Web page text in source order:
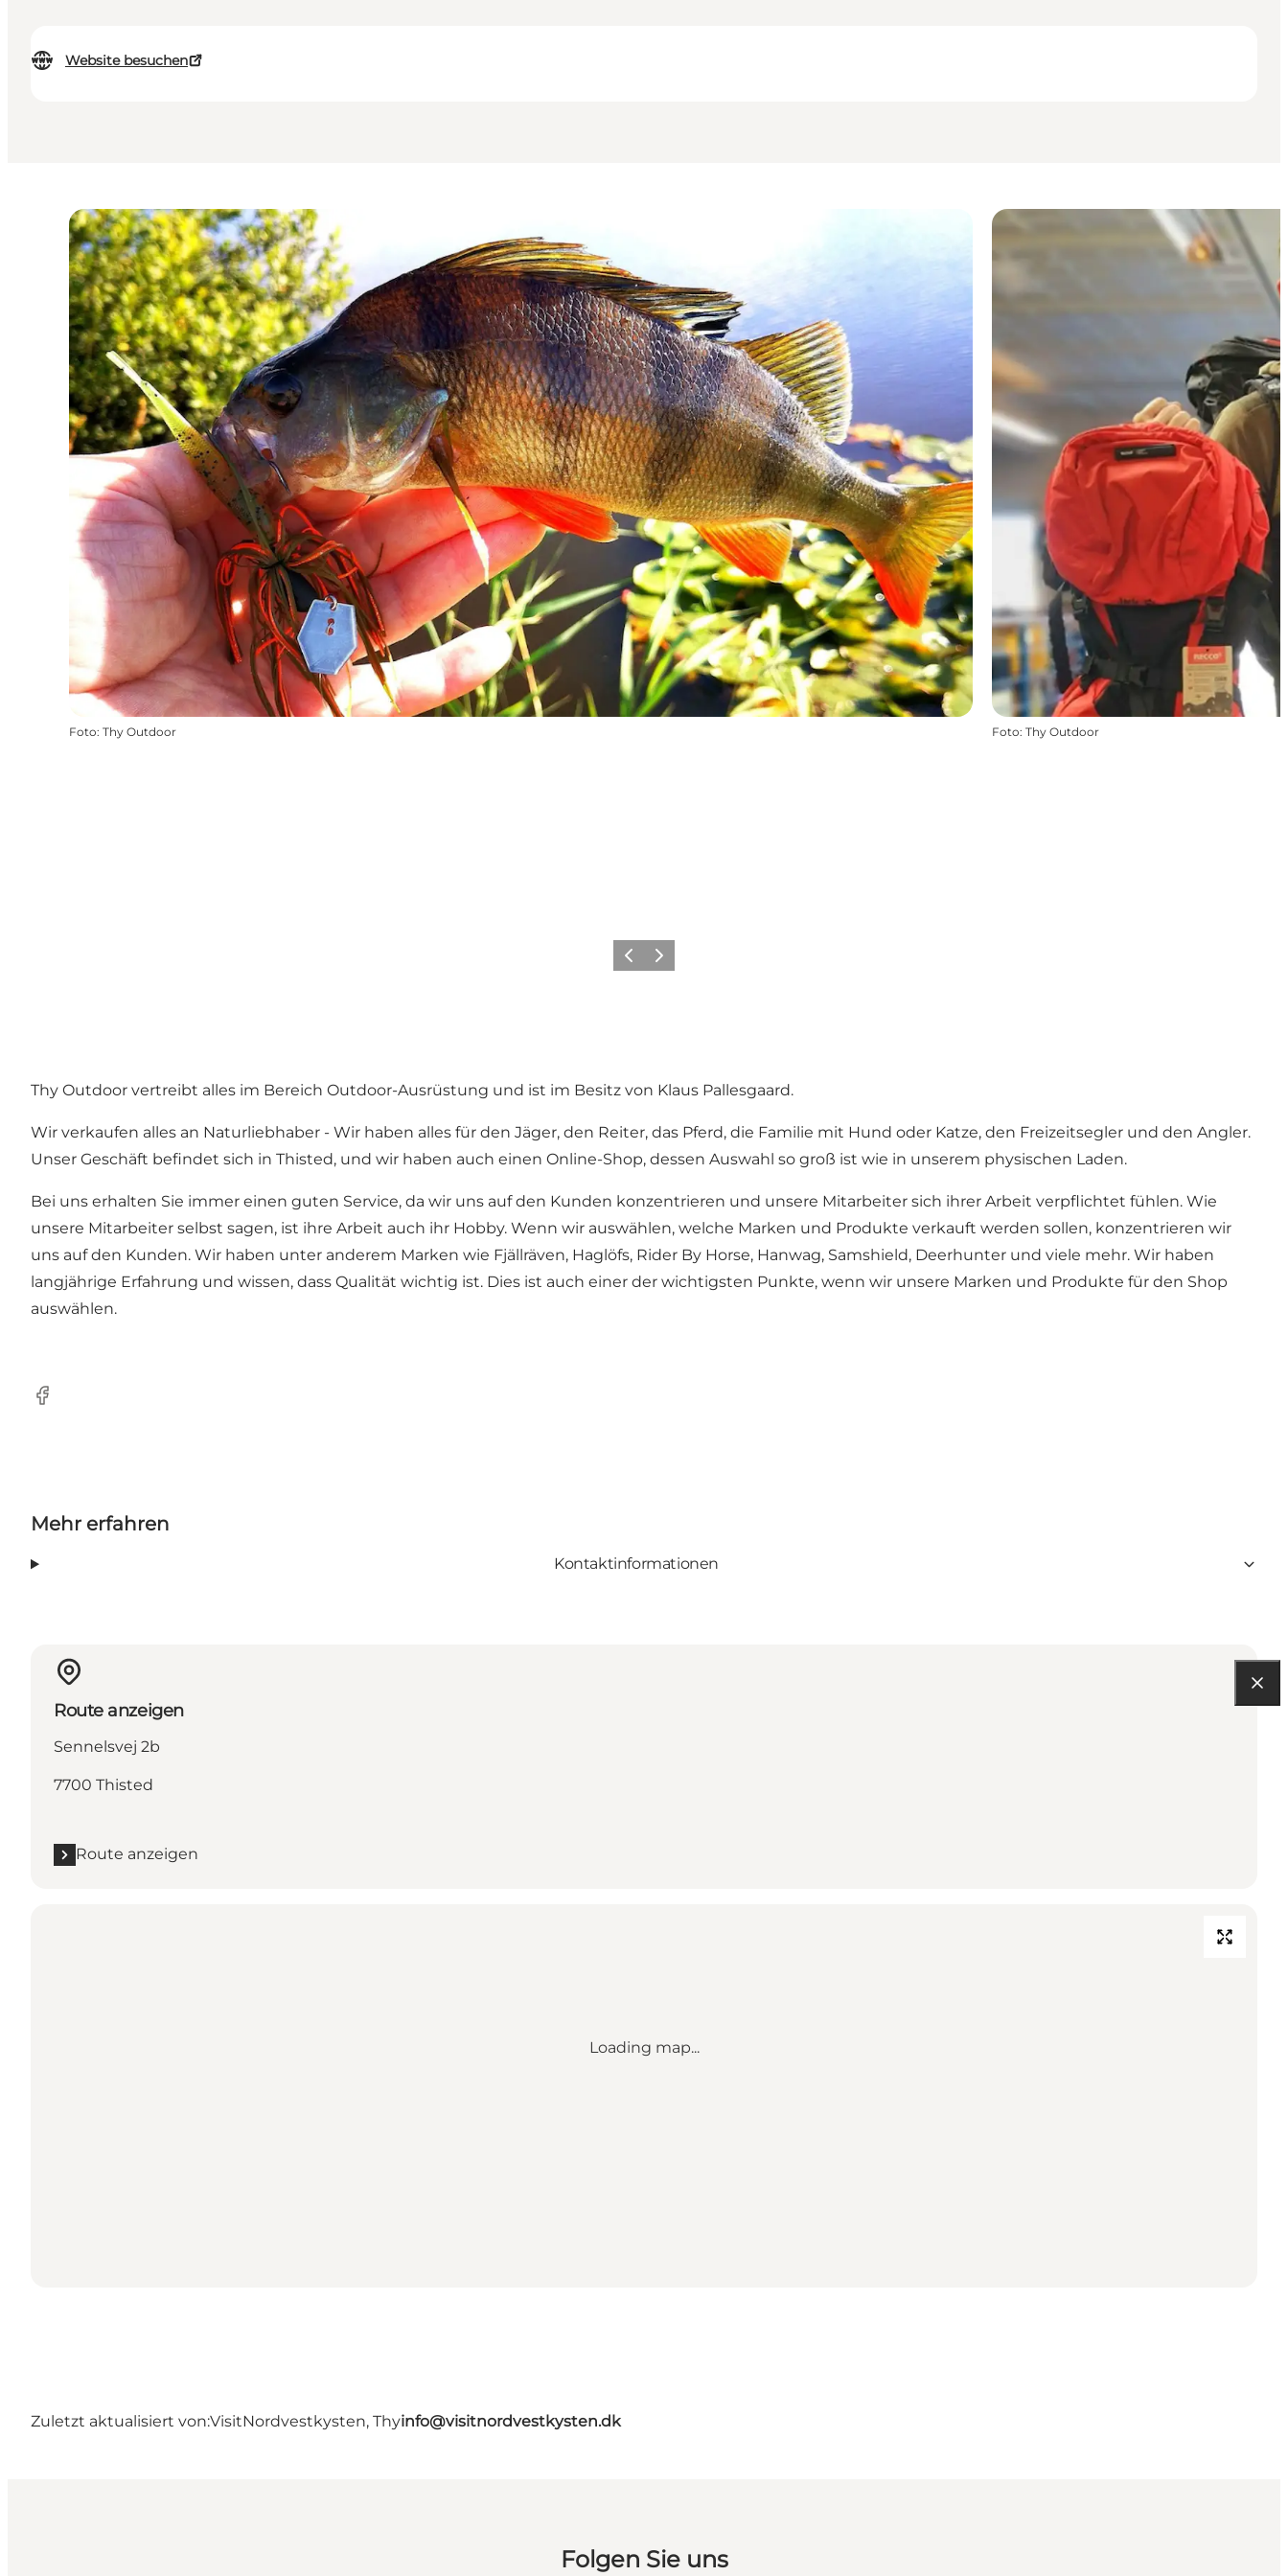
Website besuchen
Foto: Thy Outdoor Foto: Thy Outdoor
ZurückWeiter
Thy Outdoor vertreibt alles im Bereich Outdoor-Ausrüstung und ist im Besitz von Klaus Pallesgaard.
Wir verkaufen alles an Naturliebhaber - Wir haben alles für den Jäger, den Reiter, das Pferd, die Familie mit Hund oder Katze, den Freizeitsegler und den Angler.
Unser Geschäft befindet sich in Thisted, und wir haben auch einen Online-Shop, dessen Auswahl so groß ist wie in unserem physischen Laden.
Bei uns erhalten Sie immer einen guten Service, da wir uns auf den Kunden konzentrieren und unsere Mitarbeiter sich ihrer Arbeit verpflichtet fühlen. Wie
unsere Mitarbeiter selbst sagen, ist ihre Arbeit auch ihr Hobby. Wenn wir auswählen, welche Marken und Produkte verkauft werden sollen, konzentrieren wir
uns auf den Kunden. Wir haben unter anderem Marken wie Fjällräven, Haglöfs, Rider By Horse, Hanwag, Samshield, Deerhunter und viele mehr. Wir haben
langjährige Erfahrung und wissen, dass Qualität wichtig ist. Dies ist auch einer der wichtigsten Punkte, wenn wir unsere Marken und Produkte für den Shop
auswählen.
Facebook
Mehr erfahren
Kontaktinformationen
Route anzeigen
Sennelsvej 2b
7700 Thisted
Route anzeigen
Loading map...
Zuletzt aktualisiert von:VisitNordvestkysten, Thyinfo@visitnordvestkysten.dk
Folgen Sie uns